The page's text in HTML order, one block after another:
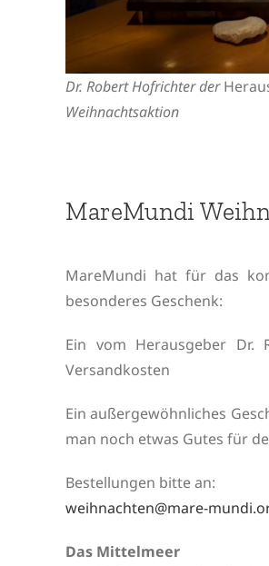
Dr. Robert Hofrichter der
Weihnachtsaktion
MareMundi
MareMundi hat für das
besonderes Geschenk:
Ein vom Herausgeber
Versandkosten
Ein außergewöhnliches
man noch etwas Gutes für
Bestellungen bitte an:
weihnachten@mare-
Das Mittelmeer